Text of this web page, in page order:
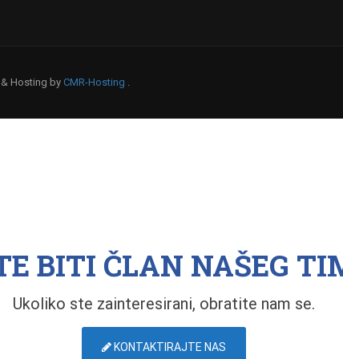
Hosting by CMR-Hosting .
BITI ČLAN NAŠEG
Ukoliko ste zainteresirani, obratite nam se.
KONTAKTIRAJTE NAS